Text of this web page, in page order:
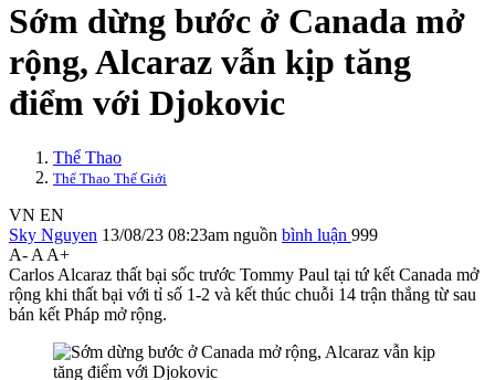
Sớm dừng bước ở Canada mở
rộng, Alcaraz vẫn kịp tăng
điểm với Djokovic
Thể Thao
Thể Thao Thế Giới
VN EN
Sky Nguyen 13/08/23 08:23am nguồn bình luận 999
A- A A+
Carlos Alcaraz thất bại sốc trước Tommy Paul tại tứ kết Canada mở
rộng khi thất bại với tỉ số 1-2 và kết thúc chuỗi 14 trận thắng từ sau
bán kết Pháp mở rộng.